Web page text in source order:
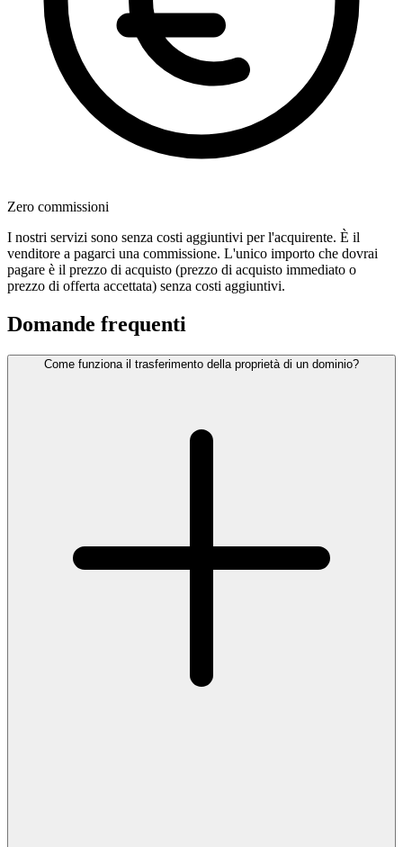
Zero commissioni
I nostri servizi sono senza costi aggiuntivi per l'acquirente. È il
venditore a pagarci una commissione. L'unico importo che dovrai
pagare è il prezzo di acquisto (prezzo di acquisto immediato o
prezzo di offerta accettata) senza costi aggiuntivi.
Domande frequenti
Come funziona il trasferimento della proprietà di un dominio?